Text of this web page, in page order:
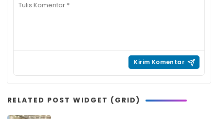
RELATED POST WIDGET (GRID)